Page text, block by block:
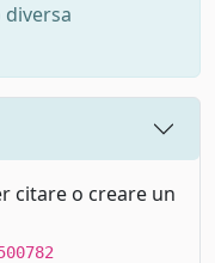
citare o creare un